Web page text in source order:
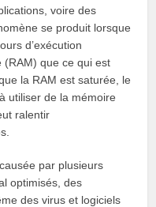
voire des
se produit lorsque
d’exécution
(RAM) que ce qui est
la RAM est saturée, le
utiliser de la mémoire
ralentir
par plusieurs
optimisés, des
des virus et logiciels